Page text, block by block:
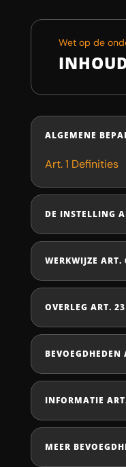
Wet op de
ALGEMENE
Art. 1 Definities
DE INSTELLING
WERKWIJZE
OVERLEG ART.
INFORMATIE
MEER